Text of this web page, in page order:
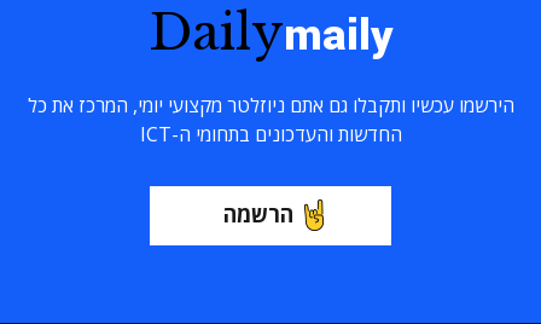
Dailymaily
הירשמו עכשיו ותקבלו גם אתם ניוזלטר מקצועי יומי, המרכז את כל
החדשות והעדכונים בתחומי ה-ICT
הרשמה